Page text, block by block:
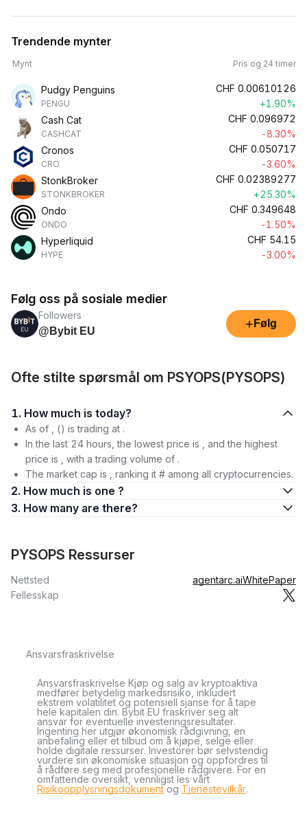
Trendende mynter
Mynt Pris og 24 timer
Pudgy Penguins
PENGU
CHF 0.00610126
+1.90%
Cash Cat
CASHCAT
CHF 0.096972
-8.30%
Cronos
CRO
CHF 0.050717
-3.60%
StonkBroker
STONKBROKER
CHF 0.02389277
+25.30%
Ondo
ONDO
CHF 0.349648
-1.50%
Hyperliquid
HYPE
CHF 54.15
-3.00%
Følg oss på sosiale medier
Followers
@Bybit EU
+ Følg
Ofte stilte spørsmål om PSYOPS(PYSOPS)
1. How much is today?
As of , () is trading at .
In the last 24 hours, the lowest price is , and the highest
price is , with a trading volume of .
The market cap is , ranking it # among all cryptocurrencies.
2. How much is one ?
3. How many are there?
PYSOPS Ressurser
Nettsted agentarc.aiWhitePaper
Fellesskap
Ansvarsfraskrivelse
Ansvarsfraskrivelse Kjøp og salg av kryptoaktiva
medfører betydelig markedsrisiko, inkludert
ekstrem volatilitet og potensiell sjanse for å tape
hele kapitalen din. Bybit EU fraskriver seg alt
ansvar for eventuelle investeringsresultater.
Ingenting her utgjør økonomisk rådgivning, en
anbefaling eller et tilbud om å kjøpe, selge eller
holde digitale ressurser. Investorer bør selvstendig
vurdere sin økonomiske situasjon og oppfordres til
å rådføre seg med profesjonelle rådgivere. For en
omfattende oversikt, vennligst les vårt
Risikoopplysningsdokumentog Tjenestevilkår.